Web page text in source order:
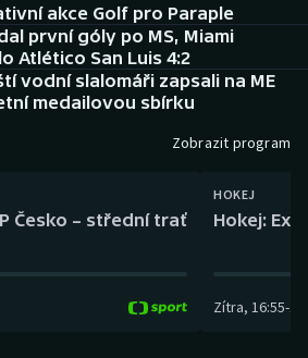
akce Golf pro Paraple
první góly po MS, Miami
Atlético San Luis 4:2
vodní slalomáři zapsali na ME
medailovou sbírku
Zobrazit program
Česko – střední trať
HOKEJ
Hokej:
Zítra, 16:55-